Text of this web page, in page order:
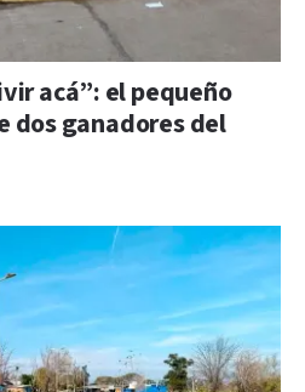
acá”: el pequeño
dos ganadores del